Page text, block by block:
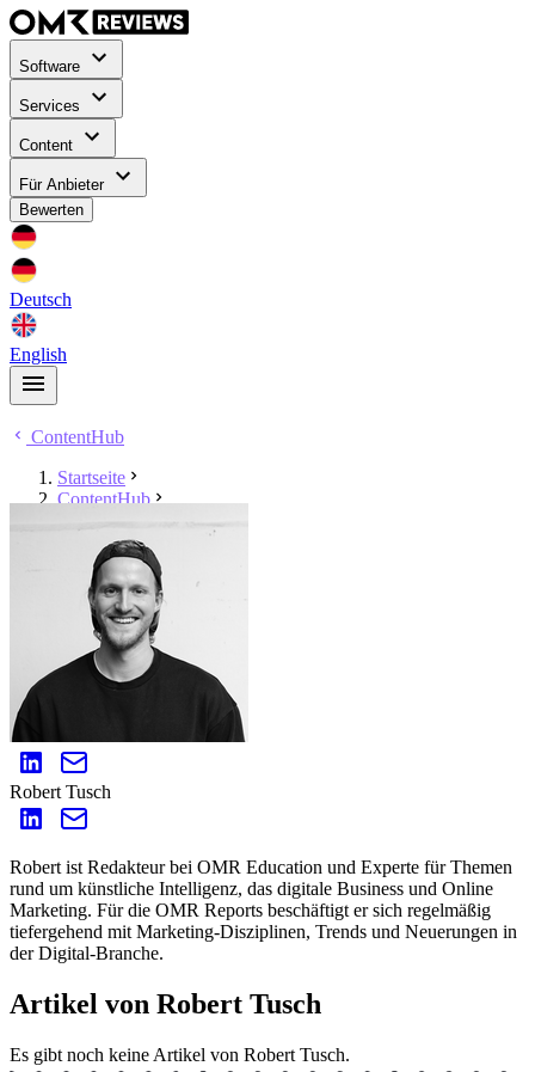
Software
Services
Content
Für Anbieter
Bewerten
Deutsch
English
ContentHub
Startseite
ContentHub
Robert Tusch
Robert ist Redakteur bei OMR Education und Experte für Themen
rund um künstliche Intelligenz, das digitale Business und Online
Marketing. Für die OMR Reports beschäftigt er sich regelmäßig
tiefergehend mit Marketing-Disziplinen, Trends und Neuerungen in
der Digital-Branche.
Artikel von Robert Tusch
Es gibt noch keine Artikel von Robert Tusch.